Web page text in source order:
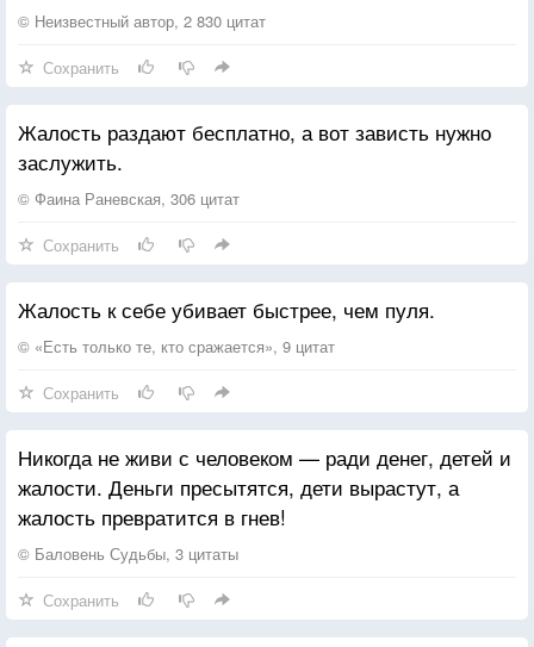
© Неизвестный автор, 2 830 цитат
Сохранить
Жалость раздают бесплатно, а вот зависть нужно
заслужить.
© Фаина Раневская, 306 цитат
Сохранить
Жалость к себе убивает быстрее, чем пуля.
© «Есть только те, кто сражается», 9 цитат
Сохранить
Никогда не живи с человеком — ради денег, детей и
жалости. Деньги пресытятся, дети вырастут, а
жалость превратится в гнев!
© Баловень Судьбы, 3 цитаты
Сохранить